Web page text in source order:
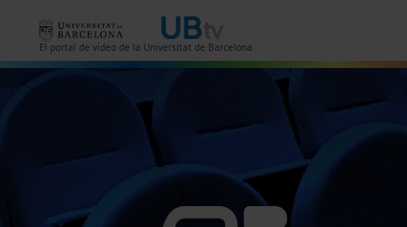
El portal de vídeo de la Universitat de Barcelona